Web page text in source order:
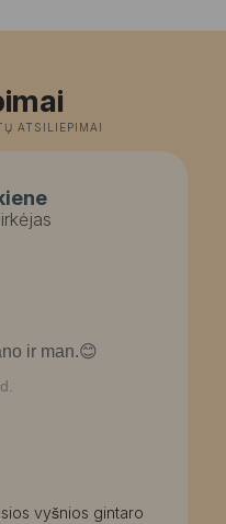
ATSILIEPIMAI
ir man.😊
vyšnios gintaro